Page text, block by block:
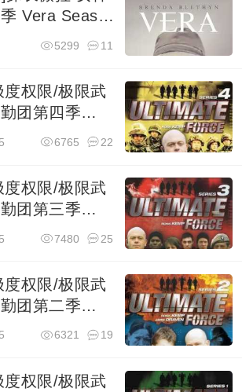
Vera Season
11
5299
权限/极限武
团第四季
22
6765
权限/极限武
团第三季
25
7480
权限/极限武
团第二季
19
6321
权限/极限武